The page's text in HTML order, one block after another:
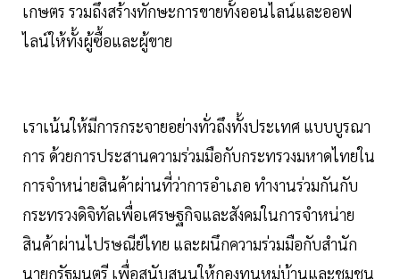
เกษตร รวมถึงสร้างทักษะการขายทั้งออนไลน์และออฟ
ไลน์ให้ทั้งผู้ซื้อและผู้ขาย
เราเน้นให้มีการกระจายอย่างทั่วถึงทั้งประเทศ แบบบูรณา
การ ด้วยการประสานความร่วมมือกับกระทรวงมหาดไทยใน
การจำหน่ายสินค้าผ่านที่ว่าการอำเภอ ทำงานร่วมกันกับ
กระทรวงดิจิทัลเพื่อเศรษฐกิจและสังคมในการจำหน่าย
สินค้าผ่านไปรษณีย์ไทย และผนึกความร่วมมือกับสำนัก
นายกรัฐมนตรี เพื่อสนับสนุนให้กองทุนหมู่บ้านและชุมชน